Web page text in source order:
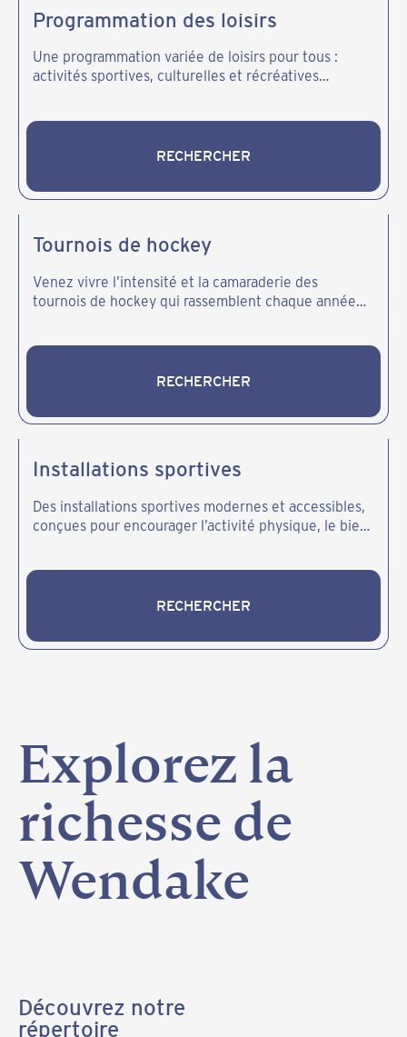
Programmation des loisirs
Une programmation variée de loisirs pour tous :
activités sportives, culturelles et récréatives
RECHERCHER
Tournois de hockey
Venez vivre l’intensité et la camaraderie des
tournois de hockey qui rassemblent chaque année
RECHERCHER
Installations sportives
Des installations sportives modernes et accessibles,
conçues pour encourager l’activité physique, le bien-
RECHERCHER
Explorezla
richessede
Wendake
Découvrez notre
répertoire